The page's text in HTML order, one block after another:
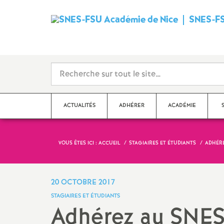
SNES-
ACTUALITÉS ADHÉRER
Stages syndicaux
Adhérer au SNES-FSU
ACADÉMIE
VOUS ÊTES ICI : ACCUEIL STAGIAIRES ET ÉTUDIANTS
20 OCTOBRE 2017
STAGIAIRES ET ÉTUDIANTS